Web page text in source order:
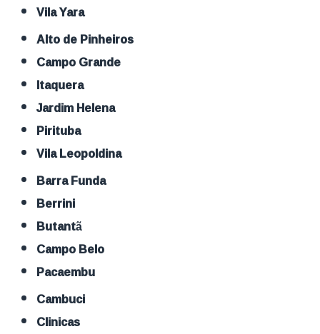
Vila Yara
Alto de Pinheiros
Campo Grande
Itaquera
Jardim Helena
Pirituba
Vila Leopoldina
Barra Funda
Berrini
Butantã
Campo Belo
Pacaembu
Cambuci
Clinicas